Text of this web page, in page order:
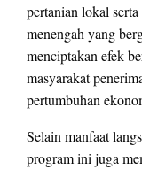
pertanian lokal
menengah yang
menciptakan efek
masyarakat
pertumbuhan
Selain manfaat
program ini juga